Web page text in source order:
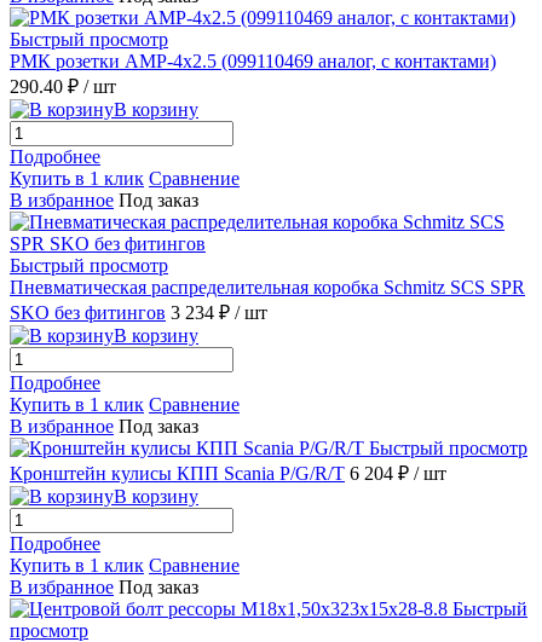
Быстрый просмотр
РМК розетки AMP-4x2.5 (099110469 аналог, с контактами)
290.40 ₽ / шт
В корзину
Подробнее
Купить в 1 клик Сравнение
В избранное Под заказ
Быстрый просмотр
Пневматическая распределительная коробка Schmitz SCS SPR
SKO без фитингов 3 234 ₽ / шт
В корзину
Подробнее
Купить в 1 клик Сравнение
В избранное Под заказ
Быстрый просмотр
Кронштейн кулисы КПП Scania P/G/R/T 6 204 ₽ / шт
В корзину
Подробнее
Купить в 1 клик Сравнение
В избранное Под заказ
Быстрый
просмотр